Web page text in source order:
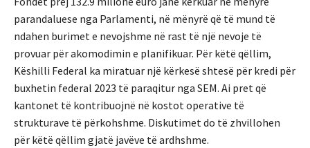
parandaluese nga Parlamenti, në mënyrë që të mund të
ndahen burimet e nevojshme në rast të një nevoje të
provuar për akomodimin e planifikuar. Për këtë qëllim,
Këshilli Federal ka miratuar një kërkesë shtesë për kredi për
buxhetin federal 2023 të paraqitur nga SEM. Ai pret që
kantonet të kontribuojnë në kostot operative të
strukturave të përkohshme. Diskutimet do të zhvillohen
për këtë qëllim gjatë javëve të ardhshme.